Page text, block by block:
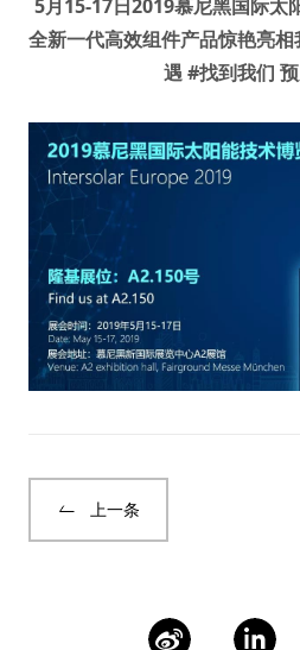
5月15-17日2019慕尼黑国际太
全新一代高效组件产品惊艳亮
遇#找到我们
上一条